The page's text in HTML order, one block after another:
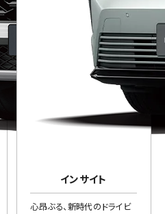
インサイト
心昂ぶる、新時代のドライビ